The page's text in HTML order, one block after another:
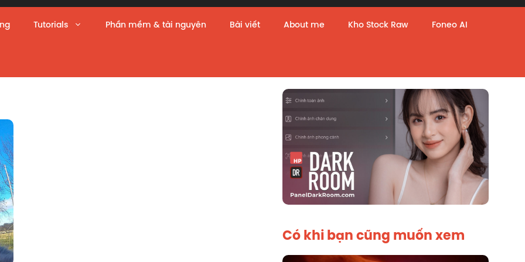
Tutorials Phần mềm & tài nguyên Bài viết About me Kho Stock Raw Foneo AI
Có khi bạn cũng muốn xem